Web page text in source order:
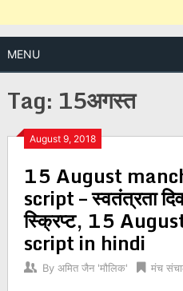
MENU
Tag: 15अगस्त
August 9, 2018
15 August
script – स्वतंत्रता
स्क्रिप्ट, 15
script in hindi
By अमित जैन 'मौलिक' मंच
Posts
navigation